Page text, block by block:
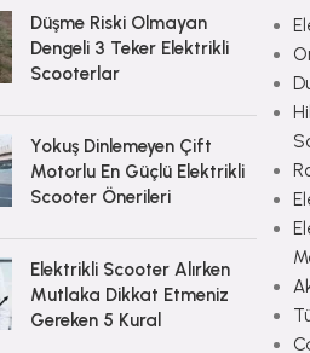
Düşme Riski Olmayan
Dengeli 3 Teker Elektrikli
Scooterlar
Yokuş Dinlemeyen Çift
Motorlu En Güçlü Elektrikli
Scooter Önerileri
Elektrikli Scooter Alırken
Mutlaka Dikkat Etmeniz
Gereken 5 Kural